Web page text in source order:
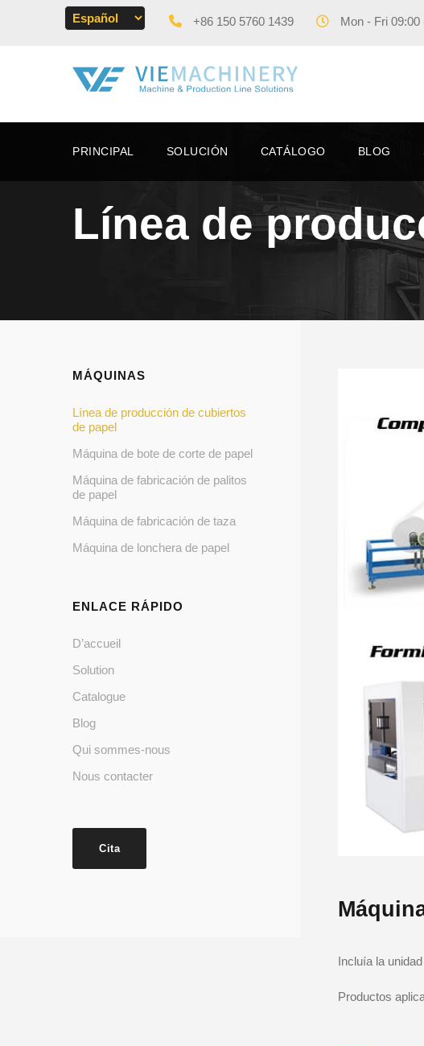
+86 150 5760 1439 Mon - Fri 09:00
PRINCIPAL SOLUCIÓN CATÁLOGO BLOG
Línea de
Incluía la
Productos
MÁQUINAS
Línea de producción de cubiertos
de papel
Máquina de bote de corte de papel
Máquina de fabricación de palitos
de papel
Máquina de fabricación de taza
Máquina de lonchera de papel
ENLACE RÁPIDO
D’accueil
Solution
Catalogue
Blog
Qui sommes-nous
Nous contacter
Cita